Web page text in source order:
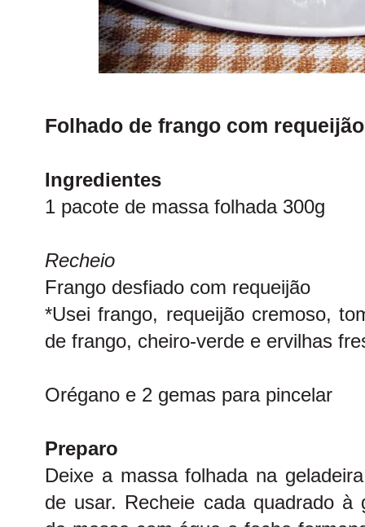
Folhado de frango com requeijão
Ingredientes
1 pacote de massa folhada 300g
Recheio
Frango desfiado com requeijão
*Usei frango, requeijão cremoso,
de frango, cheiro-verde e ervilhas
Orégano e 2 gemas para pincelar
Preparo
Deixe a massa folhada na
de usar. Recheie cada quadrado à